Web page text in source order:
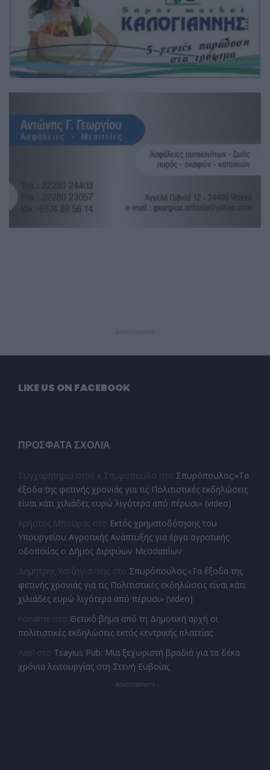
- Advertisement -
LIKE US ON FACEBOOK
ΠΡΌΣΦΑΤΑ ΣΧΌΛΙΑ
Συγχαρητηρια στον κ.Σπυροπουλο στο Σπυρόπουλος:«Τα
έξοδα της φετινής χρονιάς για τις Πολιτιστικές εκδηλώσεις
είναι κάτι χιλιάδες ευρώ λιγότερα από πέρυσι» (video)
Χρήστος Μπούρας στο Εκτός χρηματοδότησης του
Υπουργείου Αγροτικής Ανάπτυξης για έργα αγροτικής
οδοποιίας ο Δήμος Διρφύων Μεσσαπίων
Δημητρης Χατζηγιαννης στο Σπυρόπουλος:«Τα έξοδα της
φετινής χρονιάς για τις Πολιτιστικές εκδηλώσεις είναι κάτι
χιλιάδες ευρώ λιγότερα από πέρυσι» (video)
noname στο Θετικό βήμα από τη Δημοτική αρχή οι
πολιτιστικές εκδηλώσεις εκτός κεντρικής πλατείας
Axel στο Tsayius Pub: Μια ξεχωριστή βραδιά για τα δέκα
χρόνια λειτουργίας στη Στενή Ευβοίας
- Advertisement -